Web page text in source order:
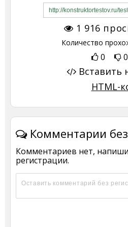
1 916
Количество
0 0
Вставить
HTML-
Комментарии
Комментариев нет,
регистрации.